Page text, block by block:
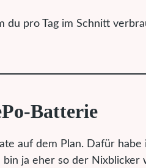
pro Tag im Schnitt
Batterie
auf dem Plan. Dafür
ja eher so der Nixblicker